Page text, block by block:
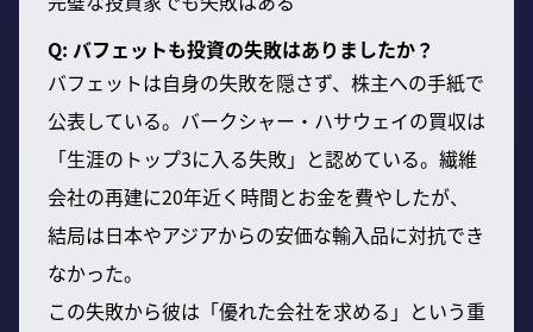
Q: バフェットも投資の失敗はありましたか？
バフェットは自身の失敗を隠さず、株主への手紙で
公表している。バークシャー・ハサウェイの買収は
「生涯のトップ3に入る失敗」と認めている。繊維
会社の再建に20年近く時間とお金を費やしたが、
結局は日本やアジアからの安価な輸入品に対抗でき
なかった。
この失敗から彼は「優れた会社を求める」という重